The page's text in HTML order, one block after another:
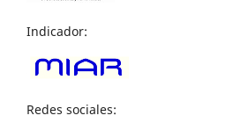
Indicador:
Redes sociales: